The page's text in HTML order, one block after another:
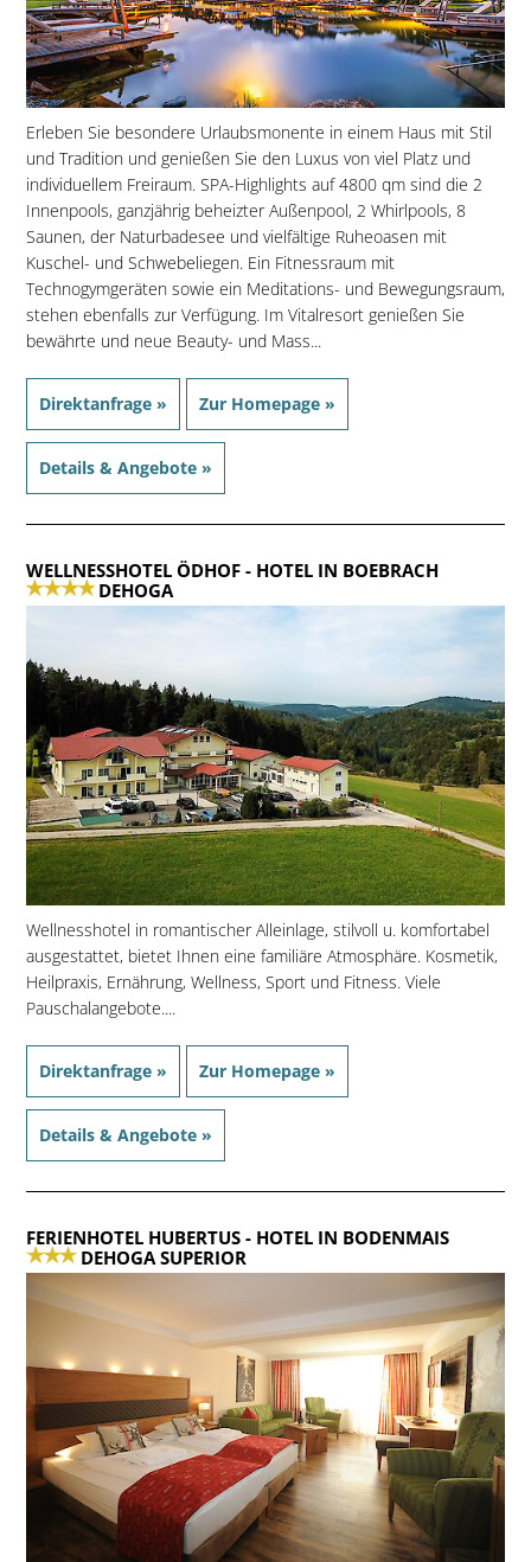
Erleben Sie besondere Urlaubsmonente in einem Haus mit Stil
und Tradition und genießen Sie den Luxus von viel Platz und
individuellem Freiraum. SPA-Highlights auf 4800 qm sind die 2
Innenpools, ganzjährig beheizter Außenpool, 2 Whirlpools, 8
Saunen, der Naturbadesee und vielfältige Ruheoasen mit
Kuschel- und Schwebeliegen. Ein Fitnessraum mit
Technogymgeräten sowie ein Meditations- und Bewegungsraum,
stehen ebenfalls zur Verfügung. Im Vitalresort genießen Sie
bewährte und neue Beauty- und Mass...
Direktanfrage » Zur Homepage »
Details & Angebote »
WELLNESSHOTEL ÖDHOF- HOTEL IN BOEBRACH
DEHOGA
Wellnesshotel in romantischer Alleinlage, stilvoll u. komfortabel
ausgestattet, bietet Ihnen eine familiäre Atmosphäre. Kosmetik,
Heilpraxis, Ernährung, Wellness, Sport und Fitness. Viele
Pauschalangebote....
Direktanfrage » Zur Homepage »
Details & Angebote »
FERIENHOTEL HUBERTUS- HOTEL IN BODENMAIS
DEHOGA SUPERIOR